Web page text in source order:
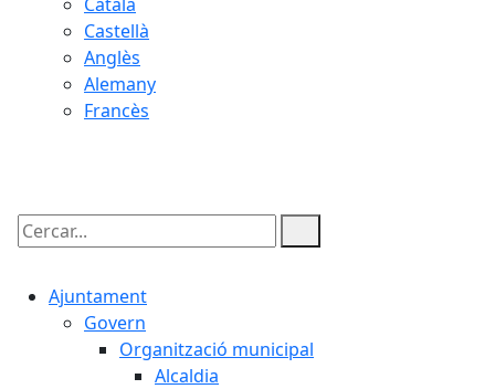
Castellà
Anglès
Alemany
Francès
Cercar:
Ajuntament
Govern
Organització municipal
Alcaldia